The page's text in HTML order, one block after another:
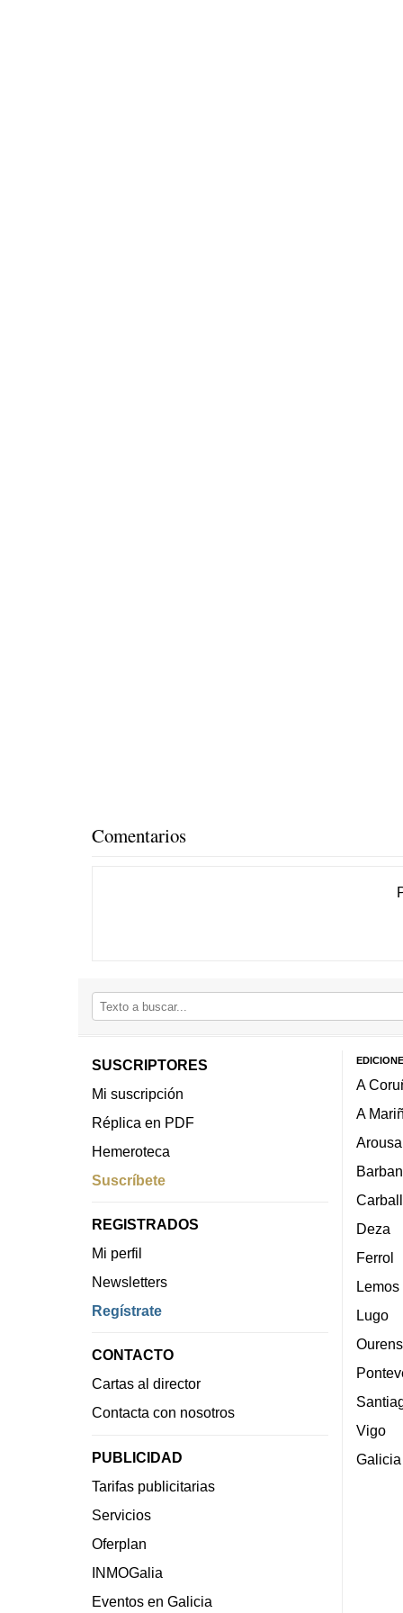
Comentarios
SUSCRIPTORES
Mi suscripción
Réplica en PDF
Hemeroteca
Suscríbete
REGISTRADOS
Mi perfil
Newsletters
Regístrate
CONTACTO
Cartas al director
Contacta con nosotros
PUBLICIDAD
Tarifas publicitarias
Servicios
Oferplan
INMOGalia
Eventos en Galicia
A
A
Arousa
Deza
Ferrol
Lemos
Lugo
Vigo